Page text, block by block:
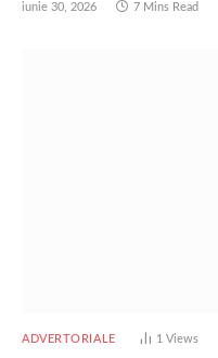
iunie 30, 2026 7 Mins Read
ADVERTORIALE 1 Views